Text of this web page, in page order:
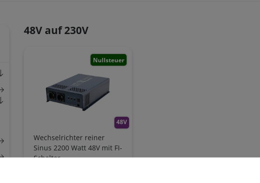
48V auf 230V
48V
Nullsteuer
Wechselrichter reiner
Sinus 2200 Watt 48V mit FI-
Schalter